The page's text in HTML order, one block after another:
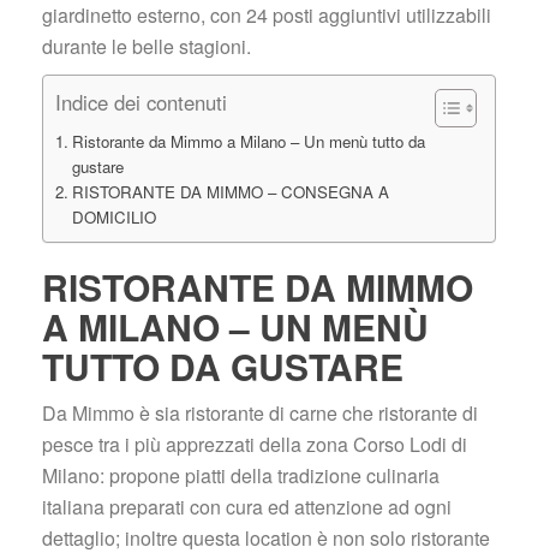
giardinetto esterno, con 24 posti aggiuntivi utilizzabili
durante le belle stagioni.
Indice dei contenuti
Ristorante da Mimmo a Milano – Un menù tutto da
gustare
RISTORANTE DA MIMMO – CONSEGNA A
DOMICILIO
RISTORANTE DA MIMMO
A MILANO – UN MENÙ
TUTTO DA GUSTARE
Da Mimmo è sia ristorante di carne che ristorante di
pesce tra i più apprezzati della zona Corso Lodi di
Milano: propone piatti della tradizione culinaria
italiana preparati con cura ed attenzione ad ogni
dettaglio; inoltre questa location è non solo ristorante